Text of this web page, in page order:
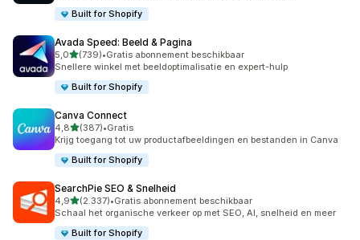
Built for Shopify
Avada Speed: Beeld & Pagina
5,0van 5 sterren
(739)
739 recensies in totaal
•Gratis abonnement beschikbaar
Snellere winkel met beeldoptimalisatie en expert-hulp
Built for Shopify
Canva Connect
4,8van 5 sterren
(387)
387 recensies in totaal
•Gratis
Krijg toegang tot uw productafbeeldingen en bestanden in Canva
Built for Shopify
SearchPie SEO & Snelheid
4,9van 5 sterren
(2.337)
2337 recensies in totaal
•Gratis abonnement beschikbaar
Schaal het organische verkeer op met SEO, AI, snelheid en meer
Built for Shopify